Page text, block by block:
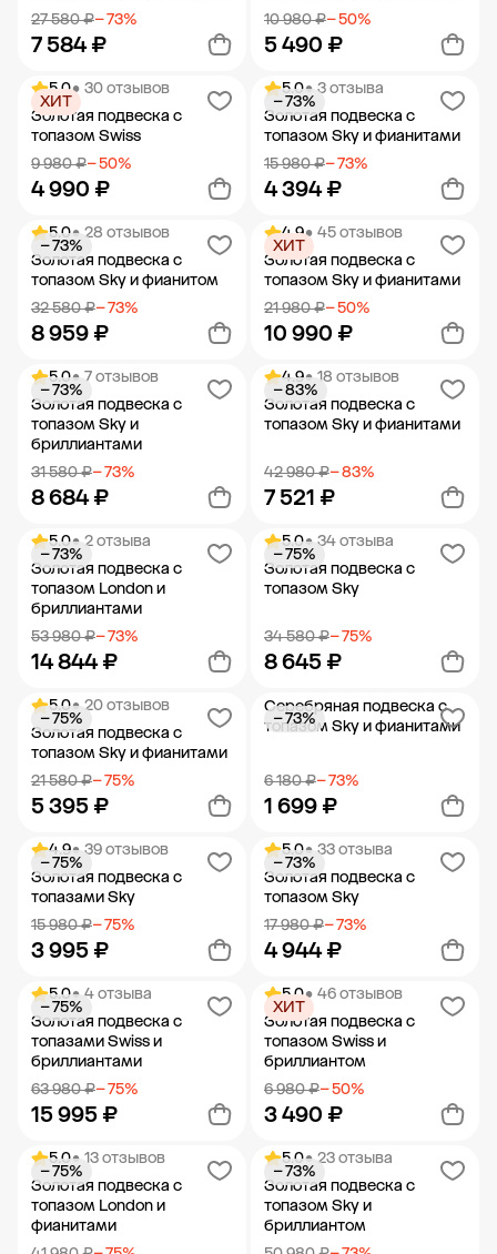
27 580 ₽− 73%
7 584 ₽
Добавить в корзину
10 980 ₽− 50%
5 490 ₽
Добавить в корзину
5.0• 30 отзывов
Золотая подвеска с
топазом Swiss
9 980 ₽− 50%
4 990 ₽
ХИТ
Добавить в корзину
5.0• 3 отзыва
Золотая подвеска с
топазом Sky и фианитами
15 980 ₽− 73%
4 394 ₽
− 73%
Добавить в корзину
5.0• 28 отзывов
Золотая подвеска с
топазом Sky и фианитом
32 580 ₽− 73%
8 959 ₽
− 73%
Добавить в корзину
4.9• 45 отзывов
Золотая подвеска с
топазом Sky и фианитами
21 980 ₽− 50%
10 990 ₽
ХИТ
Добавить в корзину
5.0• 7 отзывов
Золотая подвеска с
топазом Sky и
бриллиантами
31 580 ₽− 73%
8 684 ₽
− 73%
Добавить в корзину
4.9• 18 отзывов
Золотая подвеска с
топазом Sky и фианитами
42 980 ₽− 83%
7 521 ₽
− 83%
Добавить в корзину
5.0• 2 отзыва
Золотая подвеска с
топазом London и
бриллиантами
53 980 ₽− 73%
14 844 ₽
− 73%
Добавить в корзину
5.0• 34 отзыва
Золотая подвеска с
топазом Sky
34 580 ₽− 75%
8 645 ₽
− 75%
Добавить в корзину
5.0• 20 отзывов
Золотая подвеска с
топазом Sky и фианитами
21 580 ₽− 75%
5 395 ₽
− 75%
Добавить в корзину
Серебряная подвеска с
топазом Sky и фианитами
6 180 ₽− 73%
1 699 ₽
− 73%
Добавить в корзину
4.9• 39 отзывов
Золотая подвеска с
топазами Sky
15 980 ₽− 75%
3 995 ₽
− 75%
Добавить в корзину
5.0• 33 отзыва
Золотая подвеска с
топазом Sky
17 980 ₽− 73%
4 944 ₽
− 73%
Добавить в корзину
5.0• 4 отзыва
Золотая подвеска с
топазами Swiss и
бриллиантами
63 980 ₽− 75%
15 995 ₽
− 75%
Добавить в корзину
5.0• 46 отзывов
Золотая подвеска с
топазом Swiss и
бриллиантом
6 980 ₽− 50%
3 490 ₽
ХИТ
Добавить в корзину
5.0• 13 отзывов
Золотая подвеска с
топазом London и
фианитами
− 75%
5.0• 23 отзыва
Золотая подвеска с
топазом Sky и
бриллиантом
− 73%